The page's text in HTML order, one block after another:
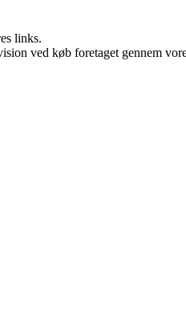
links.
ved køb foretaget gennem